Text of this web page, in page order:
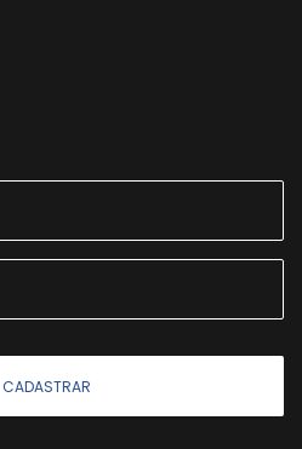
CADASTRAR